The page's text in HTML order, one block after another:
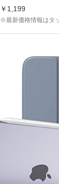
￥1,199
※最新価格情報はタ